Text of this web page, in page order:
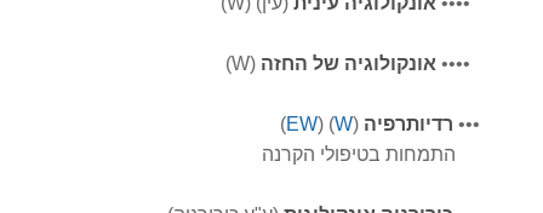
•••• אונקולוגיה של החזה (W)
•
•
• רדיותרפיה (
W
) (
EW
)
התמחות בטיפולי הקרנה